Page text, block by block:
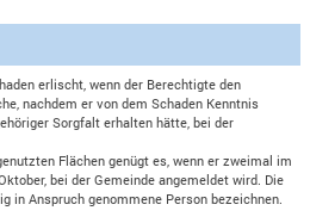
erlischt, wenn der Berechtigte den
nachdem er von dem Schaden Kenntnis
Sorgfalt erhalten hätte, bei der
Flächen genügt es, wenn er zweimal im
bei der Gemeinde angemeldet wird. Die
in Anspruch genommene Person bezeichnen.